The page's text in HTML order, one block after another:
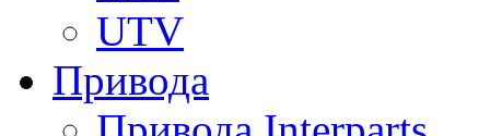
UTV
Привода